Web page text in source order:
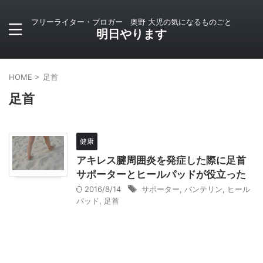
フリーライター・ブロガー 奥野 大児の気になるものごと
明日やります
HOME > 足首
足首
健康
アキレス腱周囲炎を発症した際に足首
サポーターとヒールパッドが役立った
2016/8/14 サポーター バンテリン
ヒール
パッド
足首